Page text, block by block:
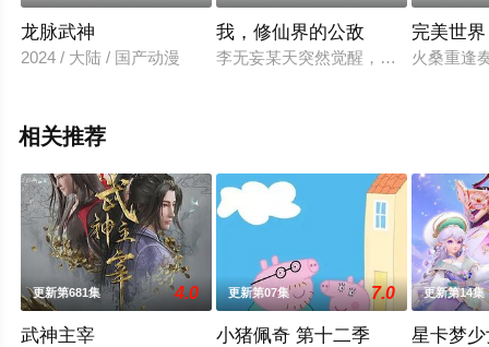
龙脉武神
2024 / 大陆 / 国产动漫
我，修仙界的公敌
李无妄某天突然觉醒，发现自己作为
完美世
火桑重逢
相关推荐
更新第681集 4.0
武神主宰
更新第07集 7.0
小猪佩奇 第十二季
更新第14集
星卡梦